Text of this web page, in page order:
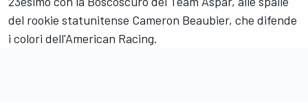
del rookie statunitense Cameron Beaubier, che difende
i colori dell'American Racing.